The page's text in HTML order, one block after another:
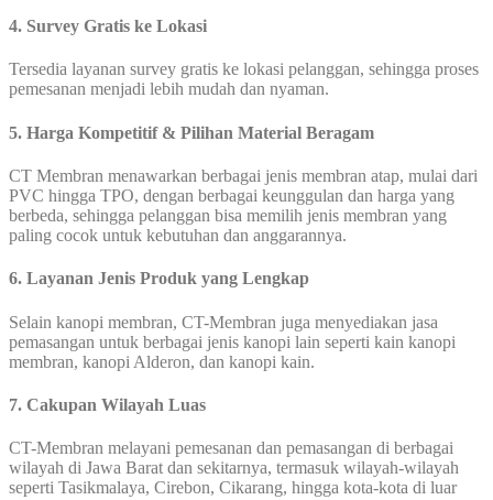
4. Survey Gratis ke Lokasi
Tersedia layanan survey gratis ke lokasi pelanggan, sehingga proses
pemesanan menjadi lebih mudah dan nyaman.
5. Harga Kompetitif & Pilihan Material Beragam
CT Membran menawarkan berbagai jenis membran atap, mulai dari
PVC hingga TPO, dengan berbagai keunggulan dan harga yang
berbeda, sehingga pelanggan bisa memilih jenis membran yang
paling cocok untuk kebutuhan dan anggarannya.
6. Layanan Jenis Produk yang Lengkap
Selain kanopi membran, CT-Membran juga menyediakan jasa
pemasangan untuk berbagai jenis kanopi lain seperti kain kanopi
membran, kanopi Alderon, dan kanopi kain.
7. Cakupan Wilayah Luas
CT-Membran melayani pemesanan dan pemasangan di berbagai
wilayah di Jawa Barat dan sekitarnya, termasuk wilayah-wilayah
seperti Tasikmalaya, Cirebon, Cikarang, hingga kota-kota di luar